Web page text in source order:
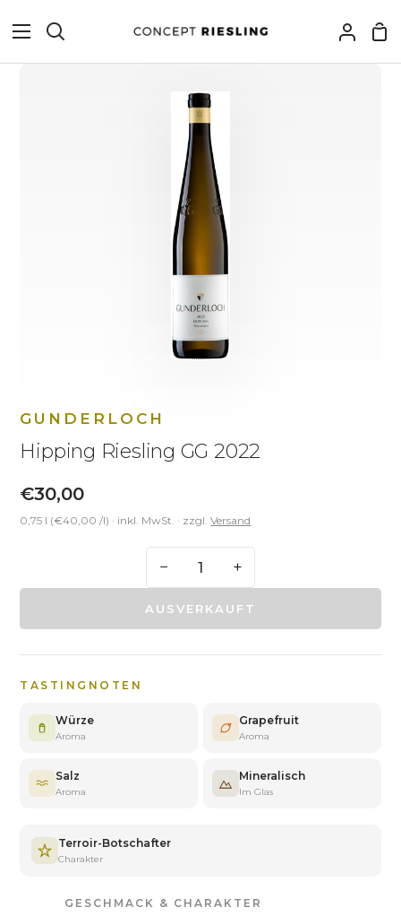
GUNDERLOCH
Hipping Riesling GG 2022
€30,00
0,75 l (€40,00 /l) · inkl. MwSt. · zzgl.Versand
− +
AUSVERKAUFT
TASTINGNOTEN
Würze
Aroma
Grapefruit
Aroma
Salz
Aroma
Mineralisch
Im Glas
Terroir-Botschafter
Charakter
GESCHMACK & CHARAKTER